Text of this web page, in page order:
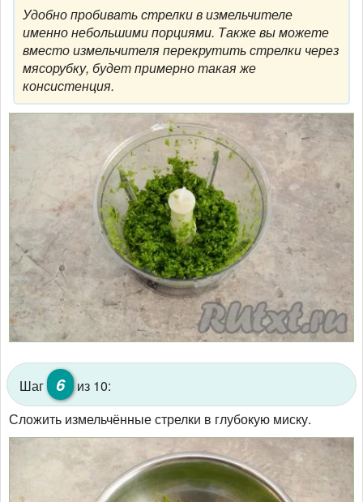
Удобно пробивать стрелки в измельчителе
именно небольшими порциями. Также вы можете
вместо измельчителя перекрутить стрелки через
мясорубку, будет примерно такая же
консистенция.
Шаг 6
из 10:
Сложить измельчённые стрелки в глубокую миску.